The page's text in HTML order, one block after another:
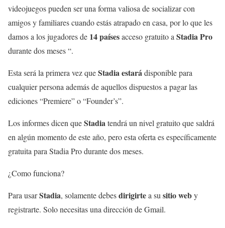
videojuegos pueden ser una forma valiosa de socializar con
amigos y familiares cuando estás atrapado en casa, por lo que les
damos a los jugadores de 14 paísesacceso gratuito a Stadia Pro
durante dos meses “.
Esta será la primera vez queStadia estarádisponible para
cualquier persona además de aquellos dispuestos a pagar las
ediciones “Premiere” o “Founder’s”.
Los informes dicen queStadiatendrá un nivel gratuito que saldrá
en algún momento de este año, pero esta oferta es específicamente
gratuita para Stadia Pro durante dos meses.
¿Como funciona?
Para usarStadia, solamente debesdirigirtea su sitio weby
registrarte. Solo necesitas una dirección de Gmail.